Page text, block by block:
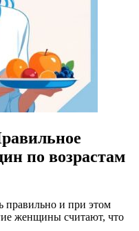
по возрастам
правильно и при этом
женщины считают, что